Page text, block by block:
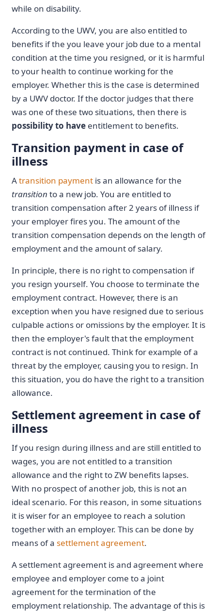
while on disability.
According to the UWV, you are also entitled to
benefits if the you leave your job due to a mental
condition at the time you resigned, or it is harmful
to your health to continue working for the
employer. Whether this is the case is determined
by a UWV doctor. If the doctor judges that there
was one of these two situations, then there is
possibility to have entitlement to benefits.
Transition payment in case of
illness
Atransition payment is an allowance for the
transition to a new job. You are entitled to
transition compensation after 2 years of illness if
your employer fires you. The amount of the
transition compensation depends on the length of
employment and the amount of salary.
In principle, there is no right to compensation if
you resign yourself. You choose to terminate the
employment contract. However, there is an
exception when you have resigned due to serious
culpable actions or omissions by the employer. It is
then the employer's fault that the employment
contract is not continued. Think for example of a
threat by the employer, causing you to resign. In
this situation, you do have the right to a transition
allowance.
Settlement agreement in case of
illness
If you resign during illness and are still entitled to
wages, you are not entitled to a transition
allowance and the right to ZW benefits lapses.
With no prospect of another job, this is not an
ideal scenario. For this reason, in some situations
it is wiser for an employee to reach a solution
together with an employer. This can be done by
means of a settlement agreement.
A settlement agreement is and agreement where
employee and employer come to a joint
agreement for the termination of the
employment relationship. The advantage of this is